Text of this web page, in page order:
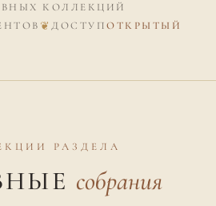
КОЛЛЕКЦИЙ
ДОСТУПОТКРЫТЫЙ
РАЗДЕЛА
собрания